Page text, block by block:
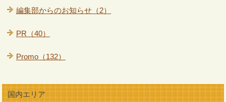
編集部からのお知らせ（2）
PR（40）
Promo（132）
国内エリア